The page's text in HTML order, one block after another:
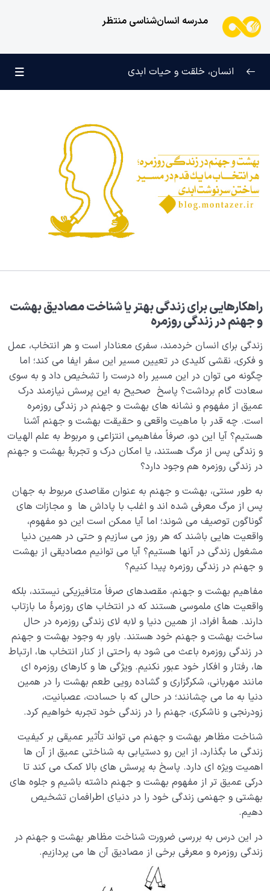
مدرسه انسان‌شناسی منتظر
چرا آفریده شده‌ایم؟
راز شادی و آرامش پایدار
بلوغ کودک عزیز روان 0/8
قضا و قدر و اختیار 0/13
ابتلاء و امتحان در زندگی
شیطان دشمن آشکار 0/14
بیماری‌های پنهان روح 0/15
شناخت بهشت و جهنم 0/22
مفهوم قرار مکین یا جایگاه امن چیست و چه اثری بر زندگی
مادی و معنوی انسان دارد؟
نگاهی به پاداش مومنین؛ آیا بهشت نهایت پاداش ماست؟
بهشت ظهور نفس، آیا ما به مکانی جز ساخته های خود
وارد می شویم؟
آیا توصیف بهشت امکان‌پذیر است؟ چرا خدا نهر عسل و
جوی شراب را مثال زده؟
بررسی قدمت بهشت از منظر عقل و ایمان؛ آیا بهشت پیش
از دنیا وجود داشته است؟
درهای بهشت چند تاست و هر یک مخصوص ورود چه
کسانی است؟
وسعت بهشت فرصت یا تهدید؛ چگونه ورود به بهشت
ممکن است برای ما به تهدید تبدیل شود؟
بهشت تجلی بینهایت؛ رابطه بهشت با بینهایت طلبی انسان
چیست؟
چرا شناختن ویژگی های بهشت برای انسانی که در مسیر
سلوک انسانی قرار دارد مهم است؟
آیا شوق بهشت در قلب شما جای گرفته است؛ چرا کسب این
شوق اهمیت دارد؟
ارتباط قلب سلیم و بهشت چیست؟ چرا سلامت قلب کلید
ورود به بهشت است؟
تخیل بهشت؛ چگونه یک تمرین ساده می تواند زندگی ما را
انسان، خلقت و حیات ابدی
راهکارهایی برای زندگی بهتر یا شناخت مصادیق بهشت
و جهنم در زندگی روزمره
زندگی برای انسان خردمند، سفری معنادار است و هر انتخاب، عمل
و فکری، نقشی کلیدی در تعیین مسیر این سفر ایفا می کند؛ اما
چگونه می توان در این مسیر راه درست را تشخیص داد و به سوی
سعادت گام برداشت؟ پاسخ صحیح به این پرسش نیازمند درک
عمیق از مفهوم و نشانه های بهشت و جهنم در زندگی روزمره
است. چه قدر با ماهیت واقعی و حقیقت بهشت و جهنم آشنا
هستیم؟ آیا این دو، صرفاً مفاهیمی انتزاعی و مربوط به علم الهیات
و زندگی پس از مرگ هستند، یا امکان درک و تجربۀ بهشت و جهنم
در زندگی روزمره هم وجود دارد؟
به طور سنتی، بهشت و جهنم به عنوان مقاصدی مربوط به جهان
پس از مرگ معرفی شده اند و اغلب با پاداش ها و مجازات های
گوناگون توصیف می شوند؛ اما آیا ممکن است این دو مفهوم،
واقعیت هایی باشند که هر روز می سازیم و حتی در همین دنیا
مشغول زندگی در آنها هستیم؟ آیا می توانیم مصادیقی از بهشت
و جهنم در زندگی روزمره پیدا کنیم؟
مفاهیم بهشت و جهنم، مقصدهای صرفاً متافیزیکی نیستند، بلکه
واقعیت های ملموسی هستند که در انتخاب های روزمرۀ ما بازتاب
دارند. همۀ افراد، از همین دنیا و لابه لای زندگی روزمره در حال
ساخت بهشت و جهنم خود هستند. باور به وجود بهشت و جهنم
در زندگی روزمره باعث می شود به راحتی از کنار انتخاب ها، ارتباط
ها، رفتار و افکار خود عبور نکنیم. ویژگی ها و کارهای روزمره ای
مانند مهربانی، شکرگزاری و گشاده رویی طعم بهشت را در همین
دنیا به ما می چشانند؛ در حالی که با حسادت، عصبانیت،
زودرنجی و ناشکری، جهنم را در زندگی خود تجربه خواهیم کرد.
شناخت مظاهر بهشت و جهنم می تواند تأثیر عمیقی بر کیفیت
زندگی ما بگذارد، از این رو دستیابی به شناختی عمیق از آن ها
اهمیت ویژه ای دارد. پاسخ به پرسش های بالا کمک می کند تا
درکی عمیق تر از مفهوم بهشت و جهنم داشته باشیم و جلوه های
بهشتی و جهنمی زندگی خود را در دنیای اطرافمان تشخیص
دهیم.
در این درس به بررسی ضرورت شناخت مظاهر بهشت و جهنم در
زندگی روزمره و معرفی برخی از مصادیق آن ها می پردازیم.